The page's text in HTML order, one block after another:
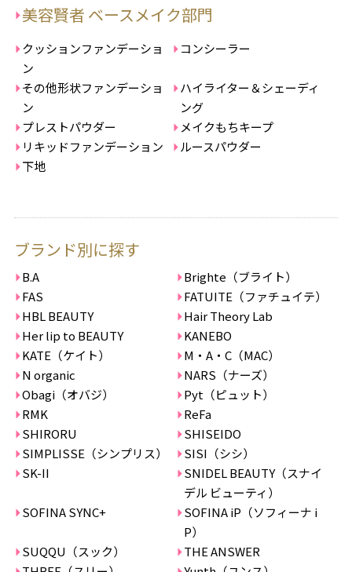
美容賢者 ベースメイク部門
クッションファンデーショ
ン
コンシーラー
その他形状ファンデーショ
ン
ハイライター＆シェーディ
ング
プレストパウダー
メイクもちキープ
リキッドファンデーション
ルースパウダー
下地
ブランド別に探す
B.A
Brighte（ブライト）
FAS
FATUITE（ファチュイテ）
HBL BEAUTY
Hair Theory Lab
Her lip to BEAUTY
KANEBO
KATE（ケイト）
M・A・C（MAC）
N organic
NARS（ナーズ）
Obagi（オバジ）
Pyt（ピュット）
RMK
ReFa
SHIRORU
SHISEIDO
SIMPLISSE（シンプリス）
SISI（シシ）
SK-II
SNIDEL BEAUTY（スナイ
デル ビューティ）
SOFINA SYNC+
SOFINA iP（ソフィーナ i
P）
SUQQU（スック）
THE ANSWER